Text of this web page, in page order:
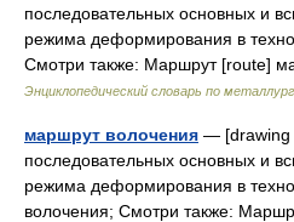
последовательных основных и
режима деформирования в
Смотри также: Маршрут [route]
Энциклопедический словарь по
маршрут волочения — [drawing
последовательных основных и
режима деформирования в
волочения; Смотри также: